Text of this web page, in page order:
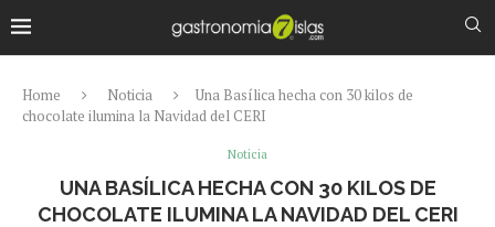
Home Noticia
Una Basílica hecha con 30 kilos de
chocolate ilumina la Navidad del CERI
Noticia
UNA BASÍLICA HECHA CON 30 KILOS DE
CHOCOLATE ILUMINA LA NAVIDAD DEL CERI